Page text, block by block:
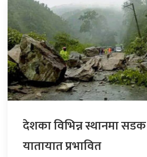
देशका विभिन्न स्थानमा
यातायात प्रभावित